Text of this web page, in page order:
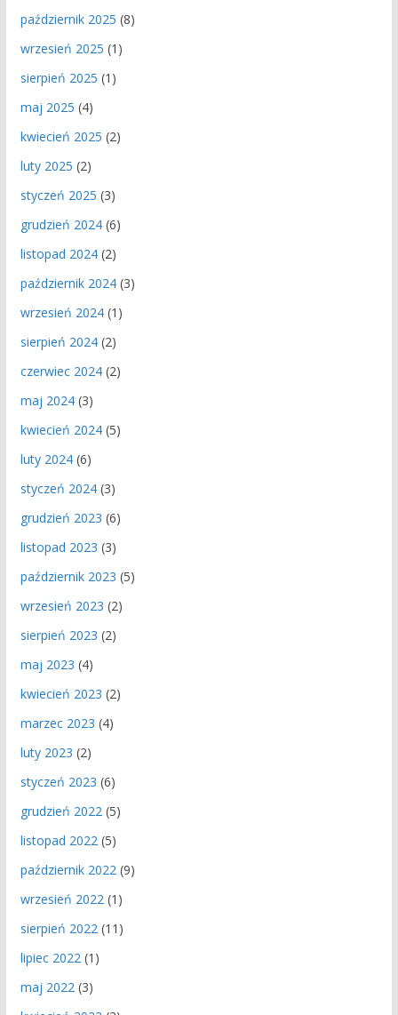
październik 2025 (8)
wrzesień 2025 (1)
sierpień 2025 (1)
maj 2025 (4)
kwiecień 2025 (2)
luty 2025 (2)
styczeń 2025 (3)
grudzień 2024(6)
listopad 2024(2)
październik 2024(3)
wrzesień 2024(1)
sierpień 2024(2)
czerwiec 2024(2)
maj 2024(3)
kwiecień 2024(5)
luty 2024(6)
styczeń 2024(3)
grudzień 2023 (6)
listopad 2023 (3)
październik 2023 (5)
wrzesień 2023 (2)
sierpień 2023 (2)
maj 2023 (4)
kwiecień 2023 (2)
marzec 2023 (4)
luty 2023 (2)
styczeń 2023 (6)
grudzień 2022(5)
listopad 2022(5)
październik 2022(9)
wrzesień 2022(1)
sierpień 2022(11)
lipiec 2022(1)
maj 2022(3)